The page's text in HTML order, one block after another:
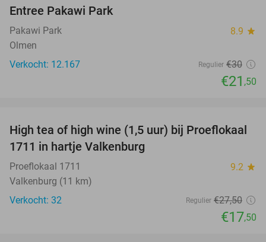
Entree Pakawi Park
Pakawi Park 8.9 star
Olmen
Verkocht: 12.167
Regulier €30
€21 ,50
36%
High tea of high wine (1,5 uur) bij Proeflokaal
1711 in hartje Valkenburg
Proeflokaal 1711 9.2 star
Valkenburg (11 km)
Verkocht: 32
Regulier €27,50
€17,50